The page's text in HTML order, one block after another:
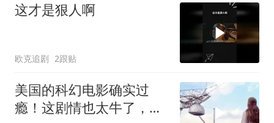
这才是狠人啊
欧克追剧 2跟贴
美国的科幻电影确实过
瘾！这剧情也太牛了，连